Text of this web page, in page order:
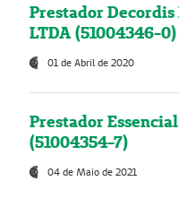
Prestador
LTDA (51004346-0)
01 de Abril de 2020
Prestador
(51004354-7)
04 de Maio de 2021